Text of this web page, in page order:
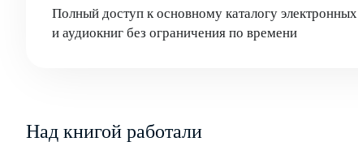
Полный доступ к основному каталогу электронных
и аудиокниг без ограничения по времени
Над книгой работали